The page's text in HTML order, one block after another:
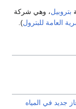
بتروبيل، وهي شركة
العامة للبترول).
جديد في المياه